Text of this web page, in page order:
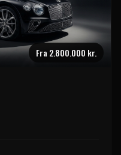
Fra 2.800.000 kr.